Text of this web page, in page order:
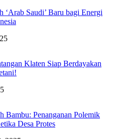
‘Arab Saudi’ Baru bagi Energi
Klaten Siap Berdayakan
Bambu: Penanganan Polemik
Desa Protes